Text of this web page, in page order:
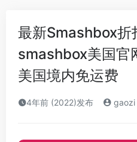
最新Smashbox
smashbox美国官
美国境内免运费
4年前 (2022)发布 gaozi